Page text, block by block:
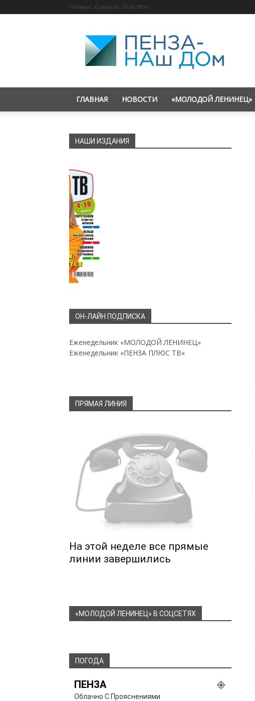
Четверг, 6 августа, 2026 (18+)
«Пенза
—
наш
дом»
ГЛАВНАЯ НОВОСТИ «МОЛОДОЙ ЛЕНИНЕЦ»
НАШИ ИЗДАНИЯ
ОН-ЛАЙН ПОДПИСКА
Еженедельник «МОЛОДОЙ ЛЕНИНЕЦ»
Еженедельник «ПЕНЗА ПЛЮС ТВ»
ПРЯМАЯ ЛИНИЯ
На этой неделе все прямые
линии завершились
«МОЛОДОЙ ЛЕНИНЕЦ» В СОЦСЕТЯХ
ПОГОДА
ПЕНЗА
Облачно С Прояснениями